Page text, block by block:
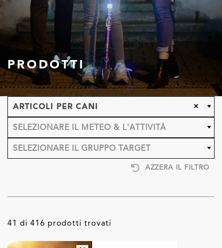
PRODOTTI
×
ARTICOLI PER CANI
SELEZIONARE IL METEO & L'ATTIVITÀ
SELEZIONARE IL GRUPPO TARGET
AZZERA IL FILTRO
41 di 416 prodotti trovati